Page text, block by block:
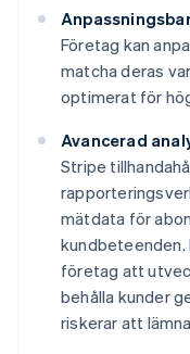
Företag kan
matcha deras
optimerat för
Avancerad
Stripe
mätdata för
kundbeteenden.
företag att
behålla kunder
riskerar att